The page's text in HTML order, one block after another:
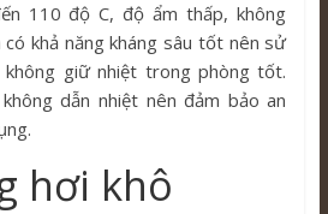
110 độ C, độ ẩm thấp, không
khả năng kháng sâu tốt nên sử
không giữ nhiệt trong phòng tốt.
dẫn nhiệt nên đảm bảo an
hơi khô